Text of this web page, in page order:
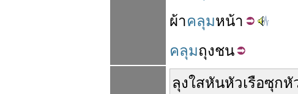
ผ้าคลุมหน้า
คลุมถุงชน
ลุงใสหันหัวเรือซุกหั